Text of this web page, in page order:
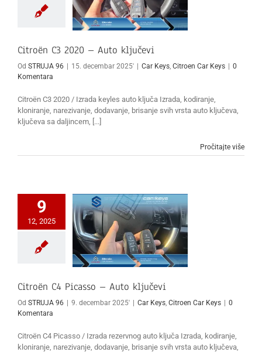
ključevi
Citroën C3 2020 – Auto ključevi
Od STRUJA 96 15. decembar 2025' Car Keys, Citroen Car Keys
0
Komentara
Citroën C3 2020 / Izrada keyles auto ključa Izrada, kodiranje,
kloniranje, narezivanje, dodavanje, brisanje svih vrsta auto ključeva,
ključeva sa daljincem, [...]
Pročitajte više
9
12, 2025
Citroën C4 Picasso – Auto
ključevi
Citroën C4 Picasso – Auto ključevi
Od STRUJA 96 | 9. decembar 2025' | Car Keys Citroen Car Keys | 0
Komentara
Citroën C4 Picasso / Izrada rezervnog auto ključa Izrada, kodiranje,
kloniranje, narezivanje, dodavanje, brisanje svih vrsta auto ključeva,